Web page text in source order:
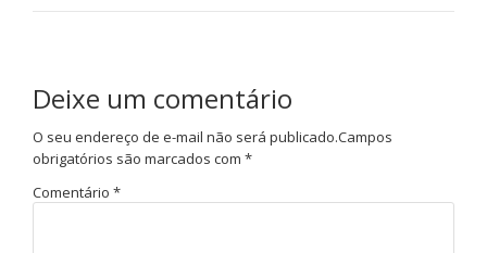
Deixe um comentário
O seu endereço de e-mail não será publicado.Campos
obrigatórios são marcados com *
Comentário *